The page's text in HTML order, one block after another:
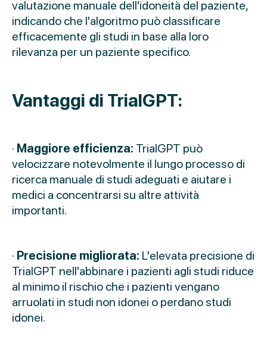
valutazione manuale dell'idoneità del paziente,
indicando che l'algoritmo può classificare
efficacemente gli studi in base alla loro
rilevanza per un paziente specifico.
Vantaggi di TrialGPT:
· Maggiore efficienza: TrialGPT può
velocizzare notevolmente il lungo processo di
ricerca manuale di studi adeguati e aiutare i
medici a concentrarsi su altre attività
importanti.
· Precisione migliorata: L'elevata precisione di
TrialGPT nell'abbinare i pazienti agli studi riduce
al minimo il rischio che i pazienti vengano
arruolati in studi non idonei o perdano studi
idonei.